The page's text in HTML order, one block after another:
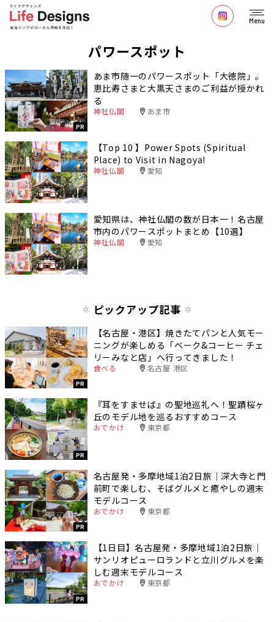
Menu
パワースポット
PR
あま市随一のパワースポット「大徳院」。
恵比寿さまと大黒天さまのご利益が授かれ
る
神社仏閣 あま市
【Top 10 】Power Spots (Spiritual
Place) to Visit in Nagoya!
神社仏閣 愛知
愛知県は、神社仏閣の数が日本一！名古屋
市内のパワースポットまとめ【10選】
神社仏閣 愛知
ピックアップ記事
PR
【名古屋・港区】焼きたてパンと人気モー
ニングが楽しめる「ベーク&コーヒー チェ
リーみなと店」へ行ってきました！
食べる 名古屋 港区
PR
『耳をすませば』の聖地巡礼へ！聖蹟桜ヶ
丘のモデル地を巡るおすすめコース
おでかけ 東京都
PR
名古屋発・多摩地域1泊2日旅｜深大寺と門
前町で楽しむ、そばグルメと癒やしの週末
モデルコース
おでかけ 東京都
PR
【1日目】名古屋発・多摩地域1泊2日旅｜
サンリオピューロランドと立川グルメを楽
しむ週末モデルコース
おでかけ 東京都